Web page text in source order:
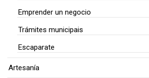
Emprender un negocio
Trámites municipais
Escaparate
Artesanía